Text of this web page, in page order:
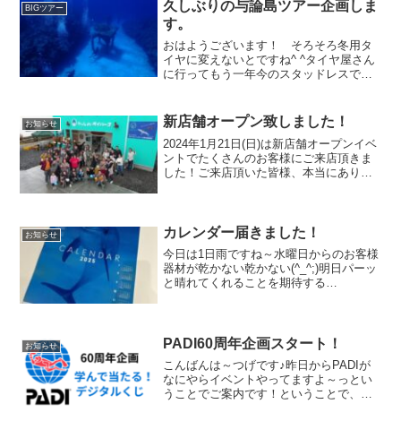
師匠の...
BIGツアー
久しぶりの与論島ツアー企画しま
す。
おはようございます！ そろそろ冬用タ
イヤに変えないとですね^ ^タイヤ屋さん
に行ってもう一年今のスタッドレスで行
ります。今回紹介する他に同じシルバー
ウェークで愛南ツ...
お知らせ 新店舗オープン致しました！
2024年1月21日(日)は新店舗オープンイベ
ントでたくさんのお客様にご来店頂きま
した！ご来店頂いた皆様、本当にありが
送って頂きまし...
お知らせ カレンダー届きました！
今日は1日雨ですね～水曜日からのお客様
器材が乾かない乾かない(^_^;)明日パーッ
と晴れてくれることを期待する
しみ♪150部限定な...
お知らせ PADI60周年企画スタート！
こんばんは～つげです♪昨日からPADIが
なにやらイベントやってますよ～っとい
うことでご案内です！ということで、約1